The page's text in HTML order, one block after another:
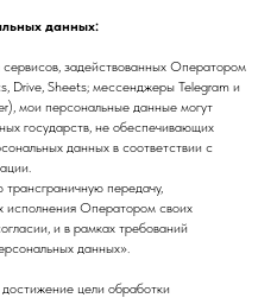
данных:
задействованных Оператором
Drive, Sheets; мессенджеры Telegram и
мои персональные данные могут
государств, не обеспечивающих
данных в соответствии с
передачу,
исполнения Оператором своих
и в рамках требований
данных».
цели обработки